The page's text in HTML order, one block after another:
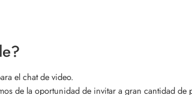
el chat de video.
de la oportunidad de invitar a gran cantidad de